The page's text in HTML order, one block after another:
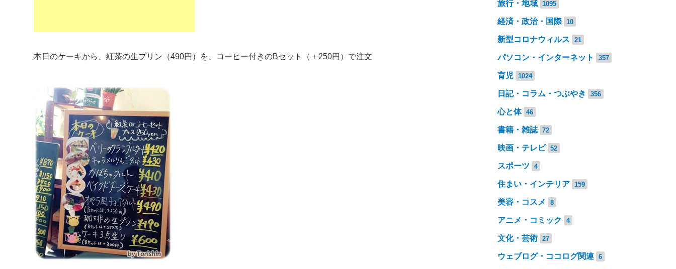
本日のケーキから、紅茶の生プリン（490円）を、コーヒー付きのBセット（＋250円）で注文
旅行・地域 1095
経済・政治・国際 10
新型コロナウィルス 21
パソコン・インターネット 357
育児 1024
日記・コラム・つぶやき 356
心と体 46
書籍・雑誌 72
映画・テレビ 52
スポーツ 4
住まい・インテリア 159
美容・コスメ 8
アニメ・コミック 4
文化・芸術 27
ウェブログ・ココログ関連 6